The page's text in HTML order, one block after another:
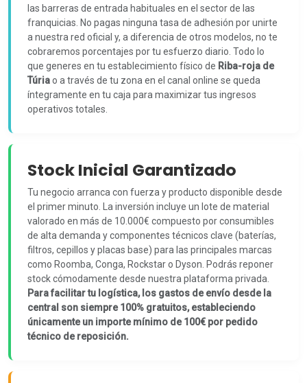
las barreras de entrada habituales en el sector de las
franquicias. No pagas ninguna tasa de adhesión por unirte
a nuestra red oficial y, a diferencia de otros modelos, no te
cobraremos porcentajes por tu esfuerzo diario. Todo lo
que generes en tu establecimiento físico de Riba-roja de
Túriao a través de tu zona en el canal online se queda
íntegramente en tu caja para maximizar tus ingresos
operativos totales.
Stock Inicial Garantizado
Tu negocio arranca con fuerza y producto disponible desde
el primer minuto. La inversión incluye un lote de material
valorado en más de 10.000€ compuesto por consumibles
de alta demanda y componentes técnicos clave (baterías,
filtros, cepillos y placas base) para las principales marcas
como Roomba, Conga, Rockstar o Dyson. Podrás reponer
stock cómodamente desde nuestra plataforma privada.
Para facilitar tu logística, los gastos de envío desde la
central son siempre 100% gratuitos, estableciendo
únicamente un importe mínimo de 100€ por pedido
técnico de reposición.